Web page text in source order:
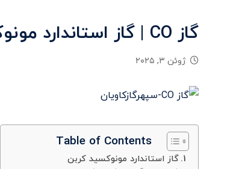
گاز CO | گاز استاندارد مونوکسید کربن چیست ؟
ژوئن ۳, ۲۰۲۵
Table of Contents
گاز استاندارد مونوکسید کربن